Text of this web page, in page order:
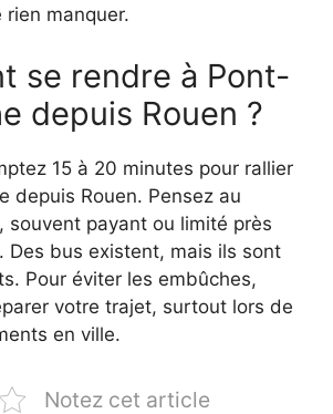
manquer.
se rendre à Pont-
depuis Rouen ?
15 à 20 minutes pour rallier
depuis Rouen. Pensez au
souvent payant ou limité près
Des bus existent, mais ils sont
Pour éviter les embûches,
votre trajet, surtout lors de
en ville.
Notez cet article